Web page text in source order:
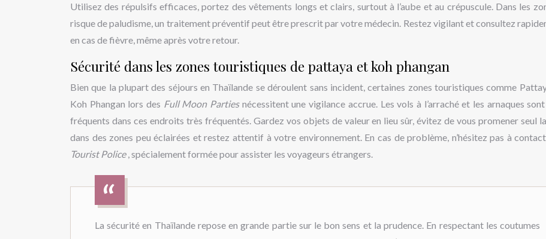
Utilisez des répulsifs efficaces, portez des vêtements longs et clairs, surtout à l’aube et au crépuscule. Dans les
risque de paludisme, un traitement préventif peut être prescrit par votre médecin. Restez vigilant et consultez
en cas de fièvre, même après votre retour.
Sécurité dans les zones touristiques de pattaya et koh phangan
Bien que la plupart des séjours en Thaïlande se déroulent sans incident, certaines zones touristiques comme
Koh Phangan lors des Full Moon Parties nécessitent une vigilance accrue. Les vols à l’arraché et les arnaques
fréquents dans ces endroits très fréquentés. Gardez vos objets de valeur en lieu sûr, évitez de vous promener seul
dans des zones peu éclairées et restez attentif à votre environnement. En cas de problème, n’hésitez pas à
Tourist Police, spécialement formée pour assister les voyageurs étrangers.
La sécurité en Thaïlande repose en grande partie sur le bon sens et la prudence. En respectant les coutumes